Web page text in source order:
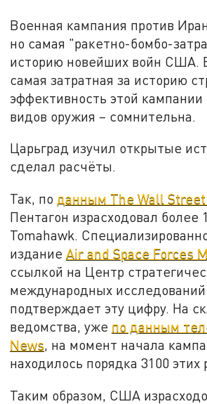
Военная кампания против
но самая "ракетно-бомбо-
историю новейших войн США.
самая затратная за историю
эффективность этой
видов оружия – сомнительна.
Царьград изучил открытые
сделал расчёты.
Так, по данным The Wall
Пентагон израсходовал более
Tomahawk.
изданиеAir and Space Forces
ссылкой на Центр
международных исследований
подтверждает эту цифру. На
ведомства, уже по данным
News, на момент начала
находилось порядка 3100 этих
Таким образом, США